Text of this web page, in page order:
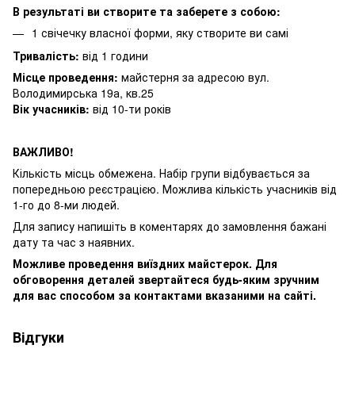
В результаті ви створите та заберете з собою:
1 свічечку власної форми, яку створите ви самі
Тривалість: від 1 години
Місце проведення: майстерня за адресою вул.
Володимирська 19а, кв.25
Вік учасників: від 10-ти років
ВАЖЛИВО!
Кількість місць обмежена. Набір групи відбувається за
попередньою реєстрацією. Можлива кількість учасників від
1-го до 8-ми людей.
Для запису напишіть в коментарях до замовлення бажані
дату та час з наявних.
Можливе проведення виїздних майстерок. Для
обговорення деталей звертайтеся будь-яким зручним
для вас способом за контактами вказаними на сайті.
Відгуки